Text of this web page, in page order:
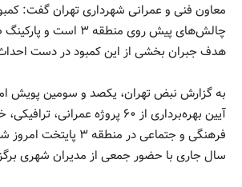
معاون فنی و عمرانی شهرداری تهران گفت:
چالش‌های پیش روی منطقه ۳
هدف جبران بخشی از این کمبود در دست
به گزارش نبض تهران، یکصد و سومین پویش
آیین بهره‌برداری از ۶۰ پروژه
فرهنگی و جتماعی در منطقه
سال جاری با حضور جمعی از مدیران شهری